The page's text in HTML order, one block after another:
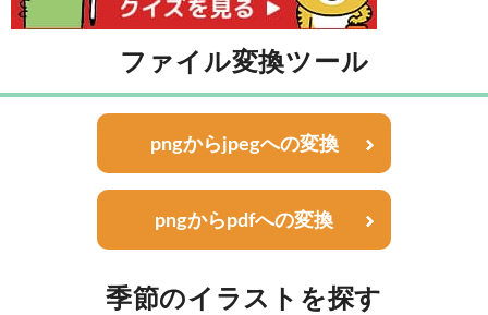
ファイル変換ツール
pngからjpegへの変換
pngからpdfへの変換
季節のイラストを探す